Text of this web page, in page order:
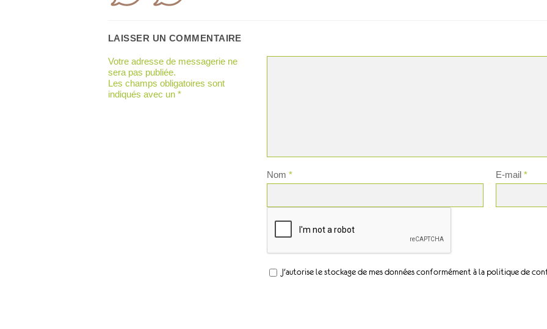
LAISSER UN COMMENTAIRE
Votre adresse de messagerie ne
sera pas publiée.
Les champs obligatoires sont
indiqués avec un *
Nom * E-mail *
J'autorise le stockage de mes données conformément à la politique de